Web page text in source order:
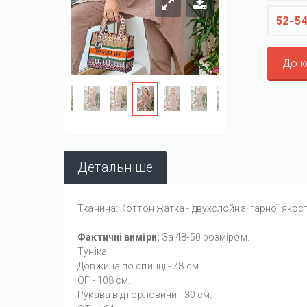
52-54
До
Детальніше
Тканина: Коттон жатка - двухслойна, гарної
Фактичні виміри: За 48-50 розміром.
Туніка:
Довжина по спинці - 78 см.
ОГ - 108 см.
Рукава від горловини - 30 см.